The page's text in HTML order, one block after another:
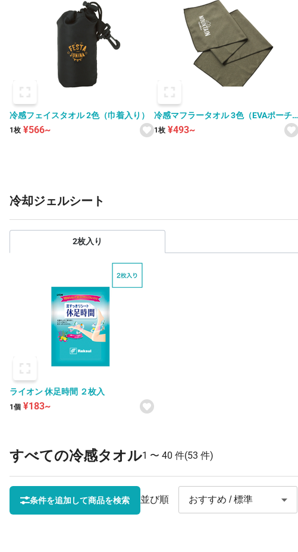
冷感フェイスタオル 2色（巾着入り）
1枚 ¥566~
冷感マフラータオル 3色（EVAポーチ
入り）
1枚 ¥493~
冷却ジェルシート
2枚入り
ライオン 休足時間 ２枚入
1個 ¥183~
すべての冷感タオル1 〜 40 件(53 件)
条件を追加して商品を検索 並び順